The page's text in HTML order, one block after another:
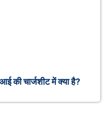
की चार्जशीट में क्या है?